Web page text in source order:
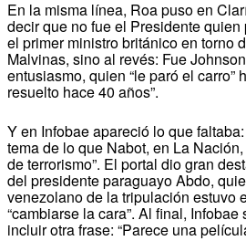
En la misma línea, Roa puso en
decir que no fue el Presidente
el primer ministro británico en torno
Malvinas, sino al revés: Fue
entusiasmo, quien “le paró el carro”
resuelto hace 40 años”.
Y en Infobae apareció lo que
tema de lo que Nabot, en La
de terrorismo”. El portal dio gran
del presidente paraguayo Abdo,
venezolano de la tripulación estuvo
“cambiarse la cara”. Al final,
incluir otra frase: “Parece una